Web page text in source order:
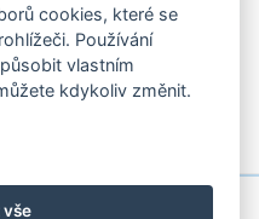
380,00 Kč
Pouzdro na doklady 1481/T
cookies, které se
Používání
vlastním
kdykoliv změnit.
vše